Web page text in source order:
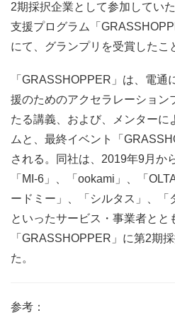
2期採択企業として参加してい
支援プログラム「
にて、グランプリを受賞したこ
「GRASSHOPPER」は、電通
援のためのアクセラレーション
たる講義、および、メンターに
ムと、最終イベント「
される。同社は、2019年9月か
「MI-6」、「ookami」、「
ードミー」、「シルタス」、「
といったサービス・事業者とと
「GRASSHOPPER」に第2期
た。
参考：